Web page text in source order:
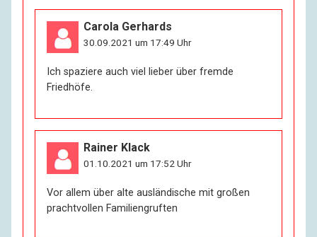
Carola Gerhards
30.09.2021 um 17:49 Uhr
Ich spaziere auch viel lieber über fremde
Friedhöfe.
Rainer Klack
01.10.2021 um 17:52 Uhr
Vor allem über alte ausländische mit großen
prachtvollen Familiengruften